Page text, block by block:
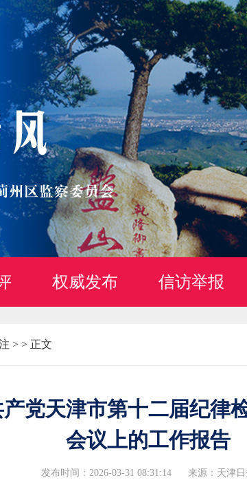
权威发布 信访举报
> > 正文
党天津市第十二届纪律
会议上的工作报告
发布时间：2026-03-31 08:31:14 来源：天津日